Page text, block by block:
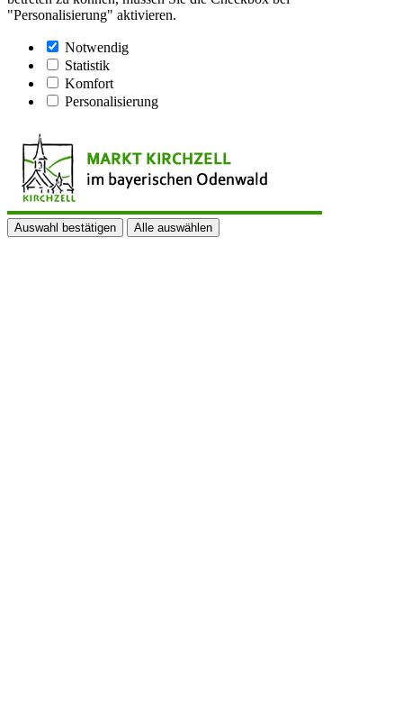
"Personalisierung" aktivieren.
Notwendig
Statistik
Komfort
Personalisierung
Auswahl bestätigen Alle auswählen